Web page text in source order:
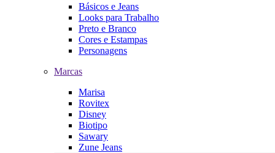
Básicos e Jeans
Looks para Trabalho
Preto e Branco
Cores e Estampas
Personagens
Marcas
Marisa
Rovitex
Disney
Biotipo
Sawary
Zune Jeans